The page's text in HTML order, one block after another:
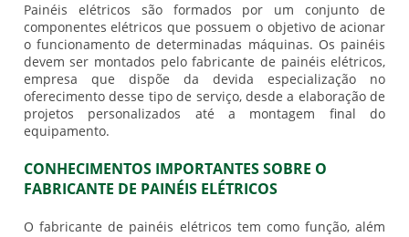
Painéis elétricos são formados por um conjunto de
componentes elétricos que possuem o objetivo de acionar
o funcionamento de determinadas máquinas. Os painéis
devem ser montados pelofabricante de painéis elétricos,
empresa que dispõe da devida especialização no
oferecimento desse tipo de serviço, desde a elaboração de
projetos personalizados até a montagem final do
equipamento.
CONHECIMENTOS IMPORTANTES SOBRE O
FABRICANTE DE PAINÉIS ELÉTRICOS
O fabricante de painéis elétricos tem como função, além